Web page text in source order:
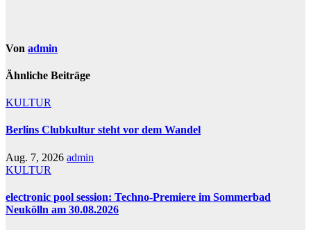
Von admin
Ähnliche Beiträge
KULTUR
Berlins Clubkultur steht vor dem Wandel
Aug. 7, 2026 admin
KULTUR
electronic pool session: Techno-Premiere im Sommerbad
Neukölln am 30.08.2026